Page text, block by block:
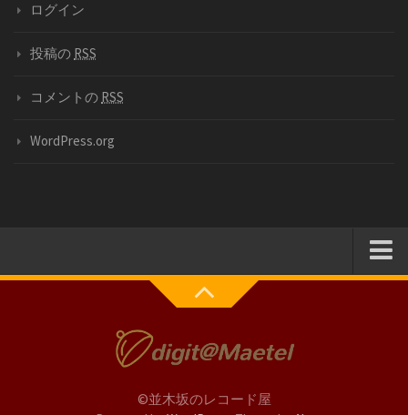
ログイン
投稿の RSS
コメントの RSS
WordPress.org
©並木坂のレコード屋